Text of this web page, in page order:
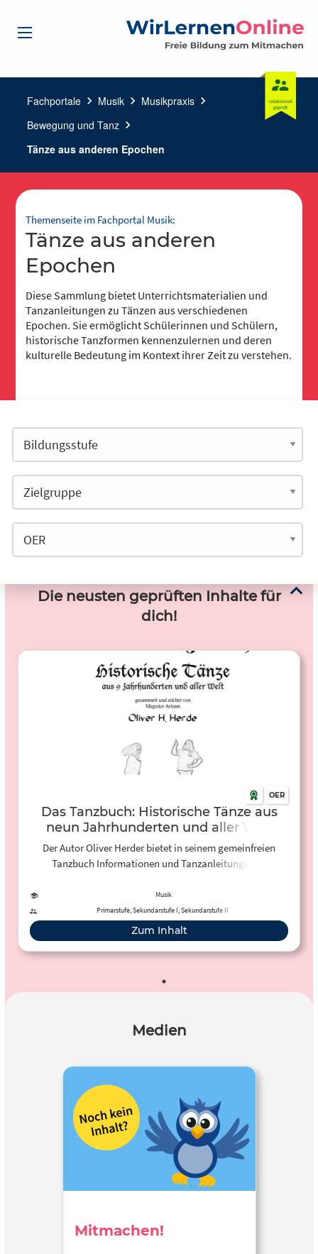
Fachportale chevron_right Musik chevron_right Musikpraxis chevron_right
Bewegung und Tanz chevron_right
Tänze aus anderen Epochen
Themenseite im Fachportal Musik:
Tänze aus anderen
Epochen
Diese Sammlung bietet Unterrichtsmaterialien und
Tanzanleitungen zu Tänzen aus verschiedenen
Epochen. Sie ermöglicht Schülerinnen und Schülern,
historische Tanzformen kennenzulernen und deren
kulturelle Bedeutung im Kontext ihrer Zeit zu verstehen.
Die neusten geprüften Inhalte für
dich!
OER
Das Tanzbuch: Historische Tänze aus
neun Jahrhunderten und aller Welt
Der Autor Oliver Herder bietet in seinem gemeinfreien
Tanzbuch Informationen und Tanzanleitungen zu
Verfügung.
Musik
Primarstufe, Sekundarstufe I, Sekundarstufe II
Zum Inhalt
Medien
Mitmachen!